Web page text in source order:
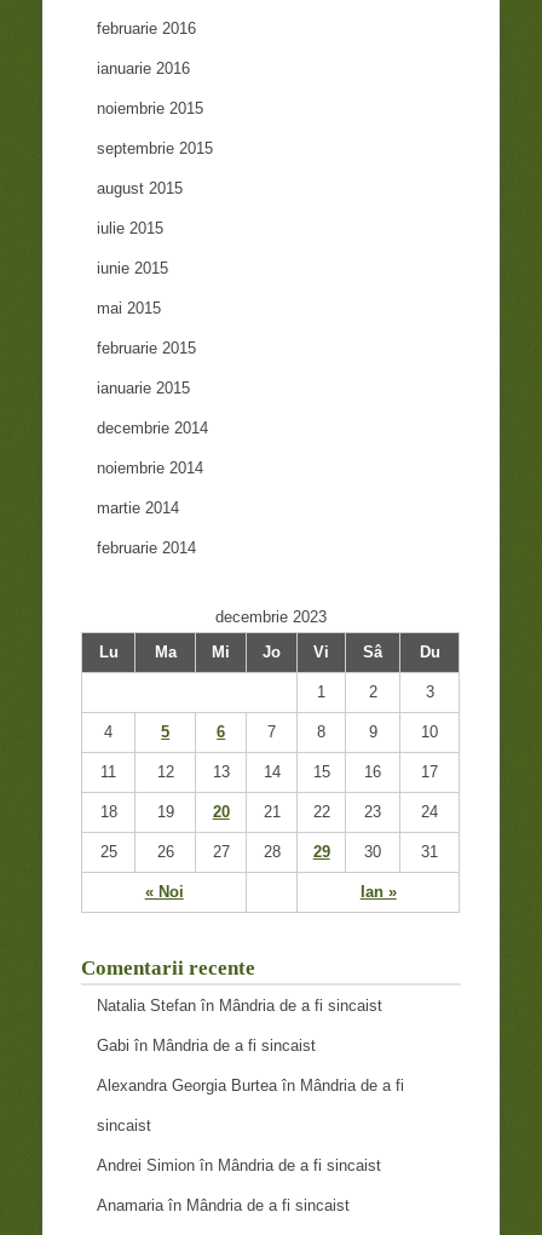
februarie 2016
ianuarie 2016
noiembrie 2015
septembrie 2015
august 2015
iulie 2015
iunie 2015
mai 2015
februarie 2015
ianuarie 2015
decembrie 2014
noiembrie 2014
martie 2014
februarie 2014
decembrie 2023
Lu
Ma Mi Jo Vi Sâ Du
« Noi Ian »
1 2 3
4 5 6 7 8 9 10
11 12 13 14 15 16 17
18 19 20 21 22 23 24
25 26 27 28 29 30 31
Comentarii recente
Natalia Stefan în Mândria de a fi sincaist
Gabi în Mândria de a fi sincaist
Alexandra Georgia Burteaîn Mândria de a fi
sincaist
Andrei Simion în Mândria de a fi sincaist
Anamariaîn Mândria de a fi sincaist